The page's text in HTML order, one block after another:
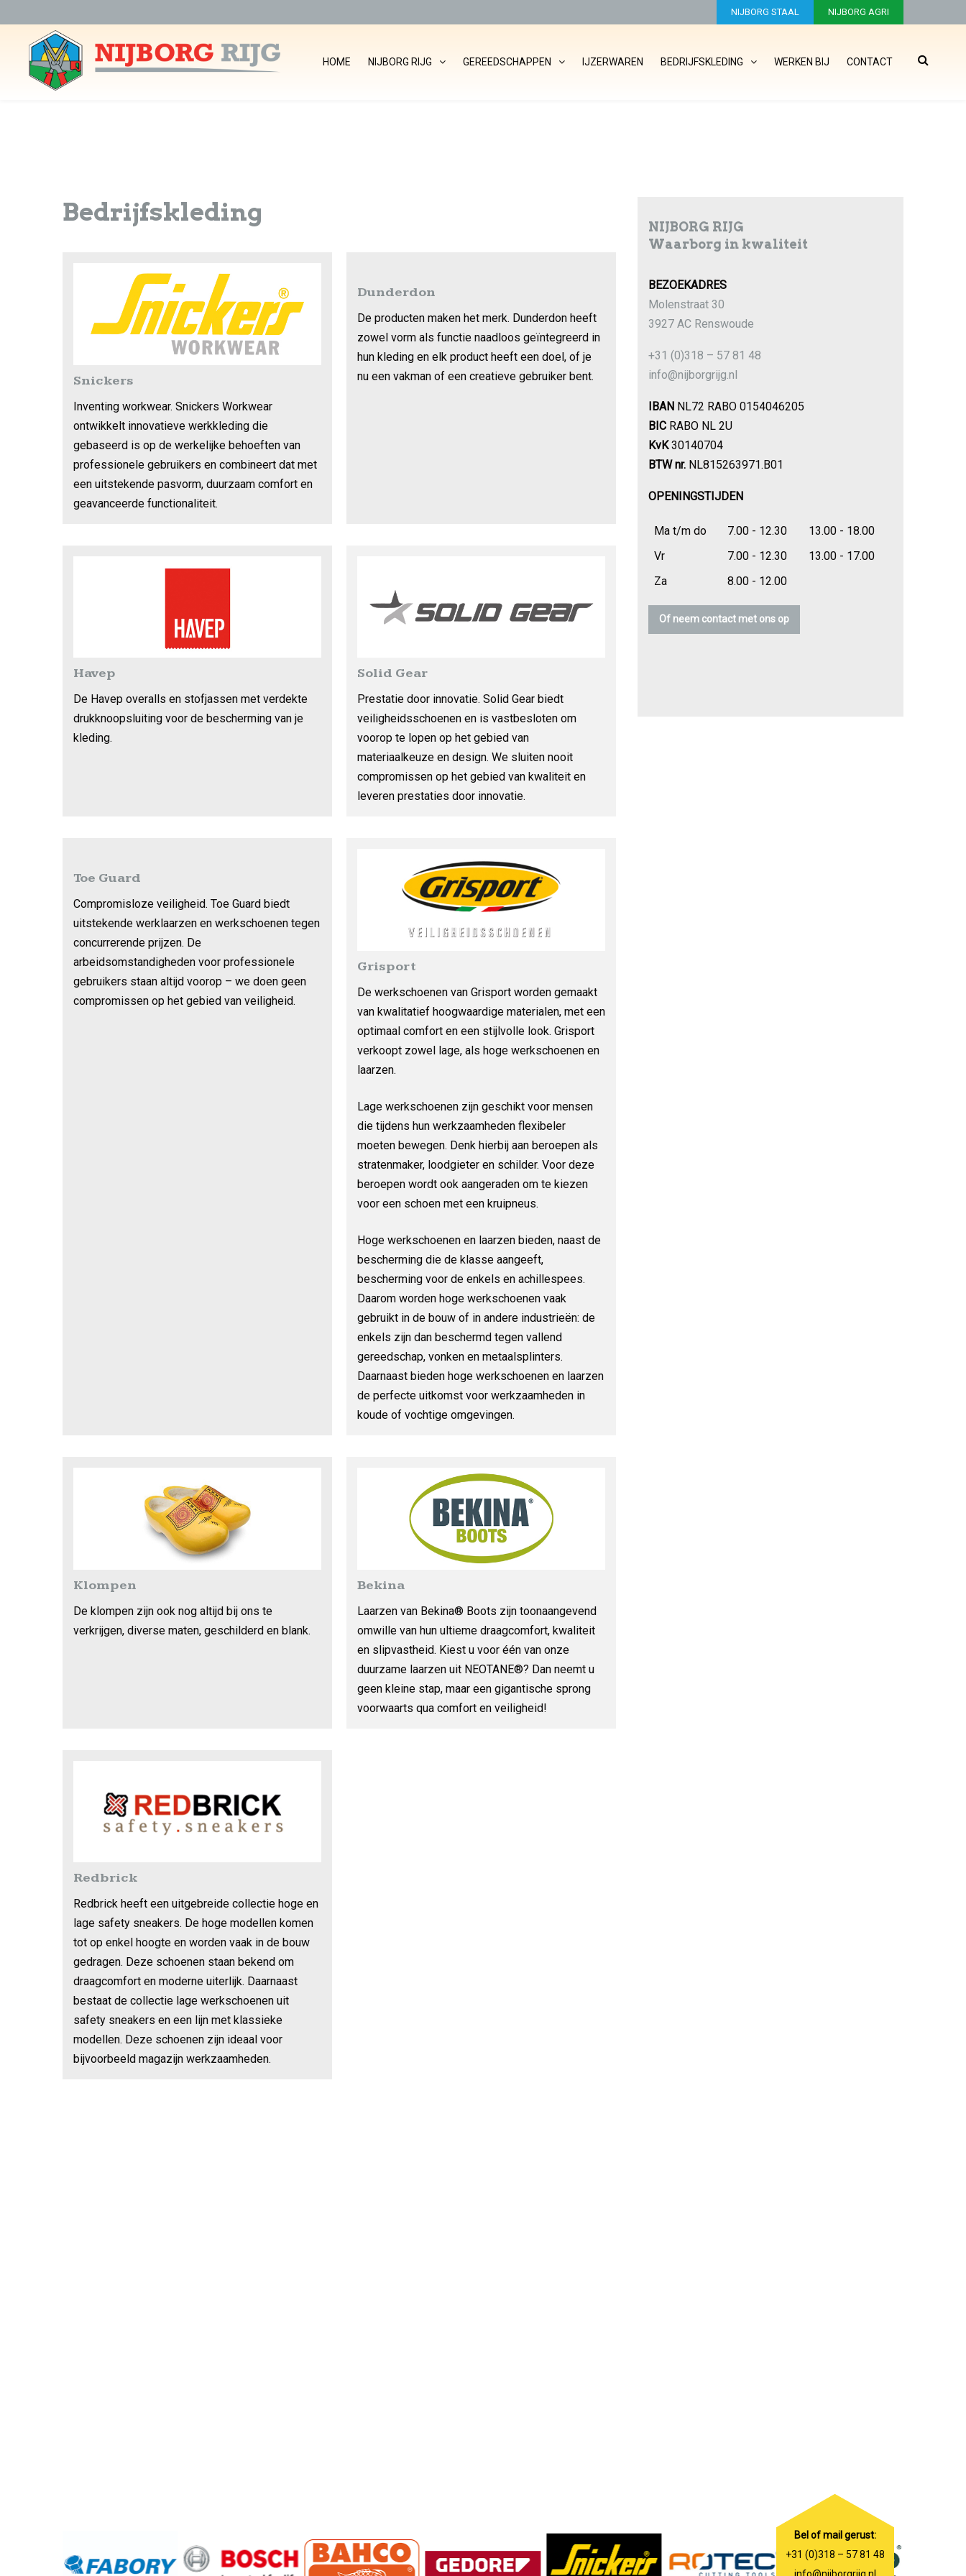
NIJBORG STAAL NIJBORG AGRI
HOME NIJBORG RIJG GEREEDSCHAPPEN IJZERWAREN BEDRIJFSKLEDING WERKEN BIJ CONTACT
Bedrijfskleding
Snickers
Inventing workwear. Snickers Workwear
ontwikkelt innovatieve werkkleding die
gebaseerd is op de werkelijke behoeften van
professionele gebruikers en combineert dat met
een uitstekende pasvorm, duurzaam comfort en
geavanceerde functionaliteit.
Dunderdon
De producten maken het merk. Dunderdon heeft
zowel vorm als functie naadloos geïntegreerd in
hun kleding en elk product heeft een doel, of je
nu een vakman of een creatieve gebruiker bent.
Havep
De Havep overalls en stofjassen met verdekte
drukknoopsluiting voor de bescherming van je
kleding.
Solid Gear
Prestatie door innovatie. Solid Gear biedt
veiligheidsschoenen en is vastbesloten om
voorop te lopen op het gebied van
materiaalkeuze en design. We sluiten nooit
compromissen op het gebied van kwaliteit en
leveren prestaties door innovatie.
Toe Guard
Compromisloze veiligheid. Toe Guard biedt
uitstekende werklaarzen en werkschoenen tegen
concurrerende prijzen. De
arbeidsomstandigheden voor professionele
gebruikers staan altijd voorop – we doen geen
compromissen op het gebied van veiligheid.
Grisport
De werkschoenen van Grisport worden gemaakt
van kwalitatief hoogwaardige materialen, met een
optimaal comfort en een stijlvolle look. Grisport
verkoopt zowel lage, als hoge werkschoenen en
laarzen.
Lage werkschoenen zijn geschikt voor mensen
die tijdens hun werkzaamheden flexibeler
moeten bewegen. Denk hierbij aan beroepen als
stratenmaker, loodgieter en schilder. Voor deze
beroepen wordt ook aangeraden om te kiezen
voor een schoen met een kruipneus.
Hoge werkschoenen en laarzen bieden, naast de
bescherming die de klasse aangeeft,
bescherming voor de enkels en achillespees.
Daarom worden hoge werkschoenen vaak
gebruikt in de bouw of in andere industrieën: de
enkels zijn dan beschermd tegen vallend
gereedschap, vonken en metaalsplinters.
Daarnaast bieden hoge werkschoenen en laarzen
de perfecte uitkomst voor werkzaamheden in
koude of vochtige omgevingen.
Klompen
De klompen zijn ook nog altijd bij ons te
verkrijgen, diverse maten, geschilderd en blank.
Bekina
Laarzen van Bekina® Boots zijn toonaangevend
omwille van hun ultieme draagcomfort, kwaliteit
en slipvastheid. Kiest u voor één van onze
duurzame laarzen uit NEOTANE®? Dan neemt u
geen kleine stap, maar een gigantische sprong
voorwaarts qua comfort en veiligheid!
Redbrick
Redbrick heeft een uitgebreide collectie hoge en
lage safety sneakers. De hoge modellen komen
tot op enkel hoogte en worden vaak in de bouw
gedragen. Deze schoenen staan bekend om
draagcomfort en moderne uiterlijk. Daarnaast
bestaat de collectie lage werkschoenen uit
safety sneakers en een lijn met klassieke
modellen. Deze schoenen zijn ideaal voor
bijvoorbeeld magazijn werkzaamheden.
NIJBORG RIJG
Waarborg in kwaliteit
BEZOEKADRES
Molenstraat 30
3927 AC Renswoude
+31 (0)318 – 57 81 48
info@nijborgrijg.nl
IBANNL72 RABO 0154046205
BICRABO NL 2U
KvK30140704
BTW nr.NL815263971.B01
OPENINGSTIJDEN
Ma t/m do 7.00 - 12.30
13.00 - 18.00
Vr
7.00 - 12.30
13.00 - 17.00
Za
8.00 - 12.00
Of neem contact met ons op
Bel of mail gerust:
+31 (0)318 – 57 81 48